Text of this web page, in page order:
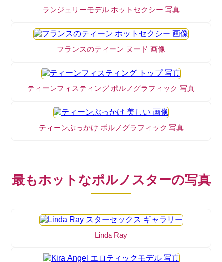
ランジェリーモデル ホットセクシー 写真
フランスのティーン ヌード 画像
ティーンフィスティング ポルノグラフィック 写真
ティーンぶっかけ ポルノグラフィック 写真
最もホットなポルノスターの写真
Linda Ray